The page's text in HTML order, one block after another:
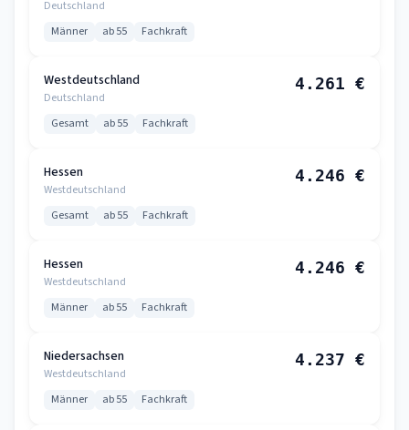
Deutschland
Männer ab 55 Fachkraft
Westdeutschland
Deutschland
4.261 €
Gesamt ab 55 Fachkraft
Hessen
Westdeutschland
4.246 €
Gesamt ab 55 Fachkraft
Hessen
Westdeutschland
4.246 €
Männer ab 55 Fachkraft
Niedersachsen
Westdeutschland
4.237 €
Männer ab 55 Fachkraft